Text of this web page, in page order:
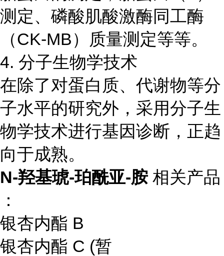
测定、磷酸肌酸激酶同工酶
（CK-MB）质量测定等等。
4. 分子生物学技术
在除了对蛋白质、代谢物等分
子水平的研究外，采用分子生
物学技术进行基因诊断，正趋
向于成熟。
N-羟基琥-珀酰亚-胺 相关产品
：
银杏内酯 B
银杏内酯 C (暂